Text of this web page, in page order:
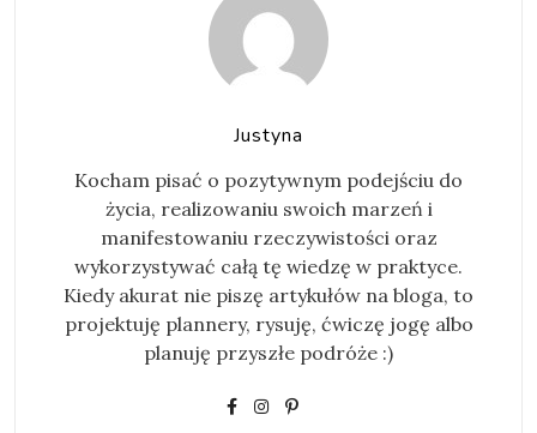
Justyna
Kocham pisać o pozytywnym podejściu do
życia, realizowaniu swoich marzeń i
manifestowaniu rzeczywistości oraz
wykorzystywać całą tę wiedzę w praktyce.
Kiedy akurat nie piszę artykułów na bloga, to
projektuję plannery, rysuję, ćwiczę jogę albo
planuję przyszłe podróże :)